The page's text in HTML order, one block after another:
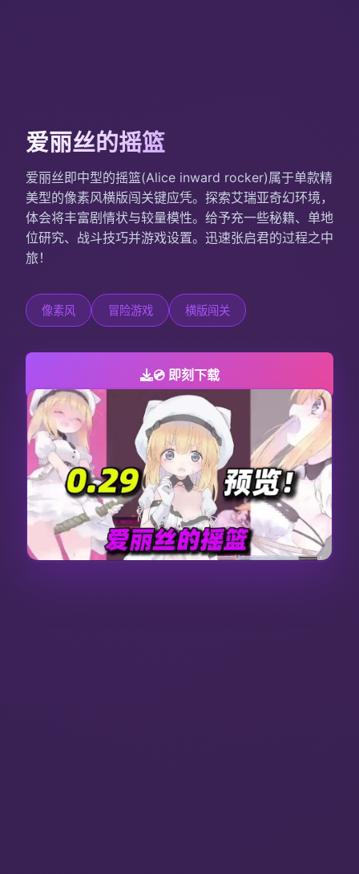
爱丽丝的摇篮
爱丽丝即中型的摇篮(Alice inward rocker)属于单款精
美型的像素风横版闯关键应凭。探索艾瑞亚奇幻环境，
体会将丰富剧情状与较量模性。给予充一些秘籍、单地
位研究、战斗技巧并游戏设置。迅速张启君的过程之中
旅！
像素风 冒险游戏 横版闯关
💿 即刻下载